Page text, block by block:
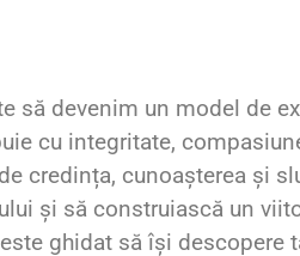
să devenim un model de
cu integritate,
credința, cunoașterea și
și să construiască un
ghidat să își descopere